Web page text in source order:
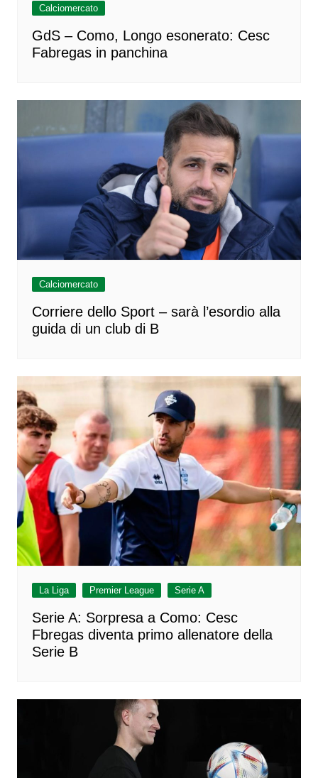
Calciomercato
GdS – Como, Longo esonerato: Cesc
Fabregas in panchina
Calciomercato
Corriere dello Sport – sarà l’esordio alla
guida di un club di B
La Liga Premier League Serie A
Serie A: Sorpresa a Como: Cesc
Fbregas diventa primo allenatore della
Serie B